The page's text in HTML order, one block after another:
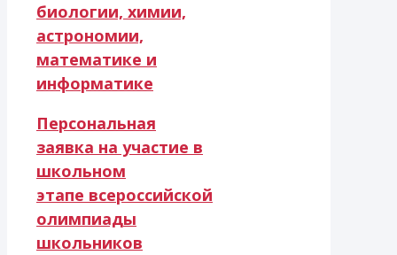
биологии, химии,
астрономии,
математике и
информатике
Персональная
заявка на участие в
школьном
этапе всероссийской
олимпиады
школьников